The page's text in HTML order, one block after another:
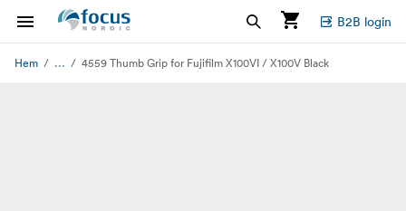
B2B login
Hem ... 4559 Thumb Grip for Fujifilm X100VI / X100V Black